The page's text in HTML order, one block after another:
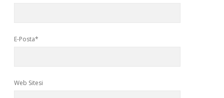
E-Posta*
Web Sitesi